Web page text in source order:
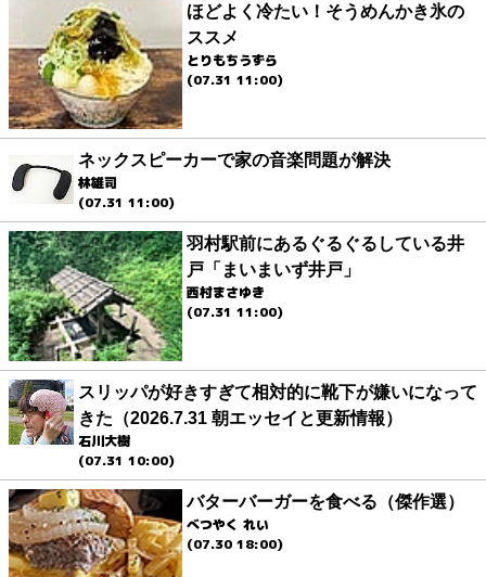
ほどよく冷たい！そうめんかき氷の
ススメ
とりもちうずら
(07.31 11:00)
ネックスピーカーで家の音楽問題が解決
林雄司
(07.31 11:00)
羽村駅前にあるぐるぐるしている井
戸「まいまいず井戸」
西村まさゆき
(07.31 11:00)
スリッパが好きすぎて相対的に靴下が嫌いになって
きた（2026.7.31 朝エッセイと更新情報）
石川大樹
(07.31 10:00)
バターバーガーを食べる（傑作選）
べつやく れい
(07.30 18:00)